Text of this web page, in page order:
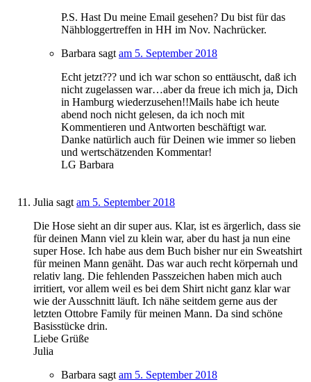
P.S. Hast Du meine Email gesehen? Du bist für das
Nähbloggertreffen in HH im Nov. Nachrücker.
Barbara sagt am 5. September 2018
Echt jetzt??? und ich war schon so enttäuscht, daß ich
nicht zugelassen war…aber da freue ich mich ja, Dich
in Hamburg wiederzusehen!!Mails habe ich heute
abend noch nicht gelesen, da ich noch mit
Kommentieren und Antworten beschäftigt war.
Danke natürlich auch für Deinen wie immer so lieben
und wertschätzenden Kommentar!
LG Barbara
Julia sagt am 5. September 2018
Die Hose sieht an dir super aus. Klar, ist es ärgerlich, dass sie
für deinen Mann viel zu klein war, aber du hast ja nun eine
super Hose. Ich habe aus dem Buch bisher nur ein Sweatshirt
für meinen Mann genäht. Das war auch recht körpernah und
relativ lang. Die fehlenden Passzeichen haben mich auch
irritiert, vor allem weil es bei dem Shirt nicht ganz klar war
wie der Ausschnitt läuft. Ich nähe seitdem gerne aus der
letzten Ottobre Family für meinen Mann. Da sind schöne
Basisstücke drin.
Liebe Grüße
Julia
Barbara sagt am 5. September 2018